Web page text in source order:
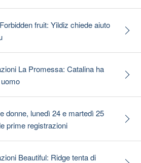
fruit: Yildiz chiede aiuto
La Promessa: Catalina ha
donne, lunedì 24 e martedì 25
prime registrazioni
Beautiful: Ridge tenta di